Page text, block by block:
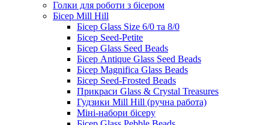
Голки для роботи з бісером
Бісер Mill Hill
Бісер Glass Size 6/0 та 8/0
Бісер Seed-Petite
Бісер Glass Seed Beads
Бісер Antique Glass Seed Beads
Бісер Magnifica Glass Beads
Бісер Seed-Frosted Beads
Прикраси Glass & Crystal Treasures
Гудзики Mill Hill (ручна работа)
Міні-набори бісеру